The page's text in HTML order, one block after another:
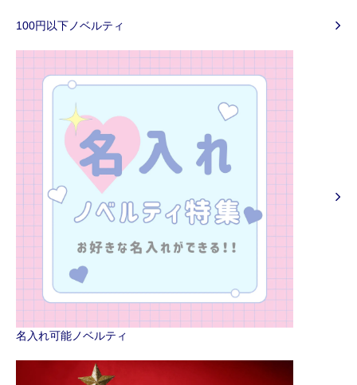
100円以下ノベルティ
名入れ可能ノベルティ